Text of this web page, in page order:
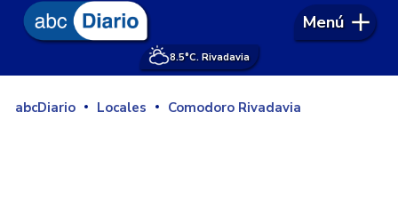
8.5°C. Rivadavia
Menú
abcDiario Locales Comodoro Rivadavia